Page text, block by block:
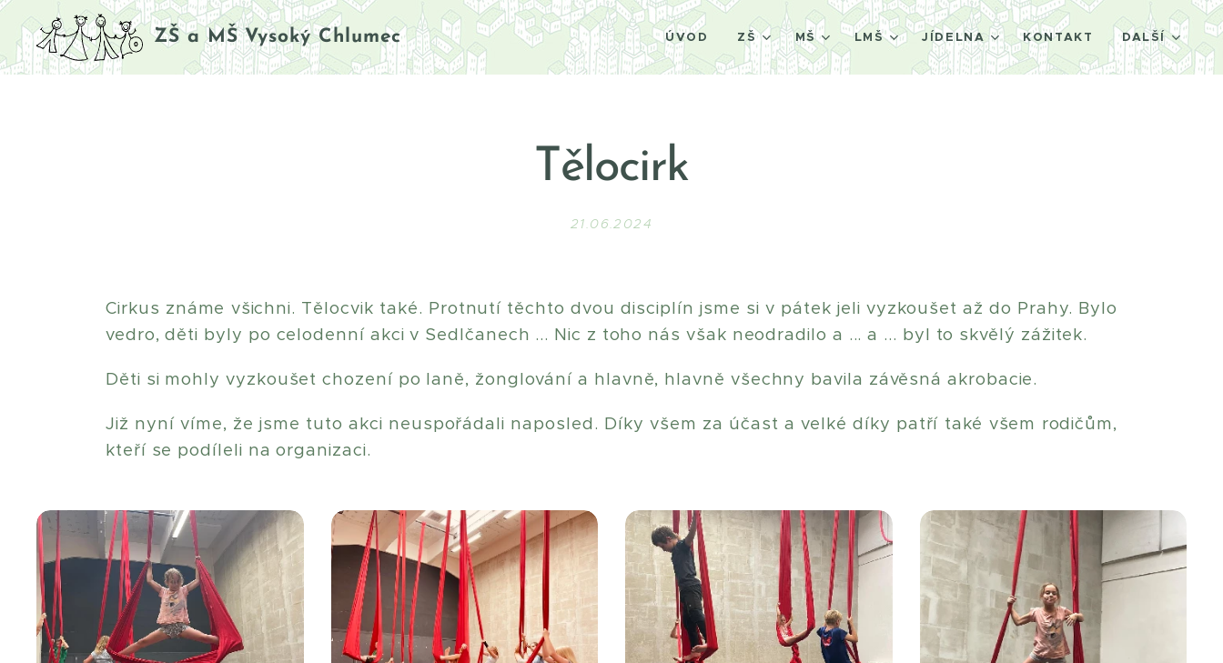
ZŠ a MŠ Vysoký Chlumec ÚVOD ZŠ MŠ LMŠ JÍDELNA KONTAKT DALŠÍ
Tělocirk
21.06.2024
Cirkus známe všichni. Tělocvik také. Protnutí těchto dvou disciplín jsme si v pátek jeli vyzkoušet až do Prahy. Bylo
vedro, děti byly po celodenní akci v Sedlčanech ... Nic z toho nás však neodradilo a ... a ... byl to skvělý zážitek.
Děti si mohly vyzkoušet chození po laně, žonglování a hlavně, hlavně všechny bavila závěsná akrobacie.
Již nyní víme, že jsme tuto akci neuspořádali naposled. Díky všem za účast a velké díky patří také všem rodičům,
kteří se podíleli na organizaci.